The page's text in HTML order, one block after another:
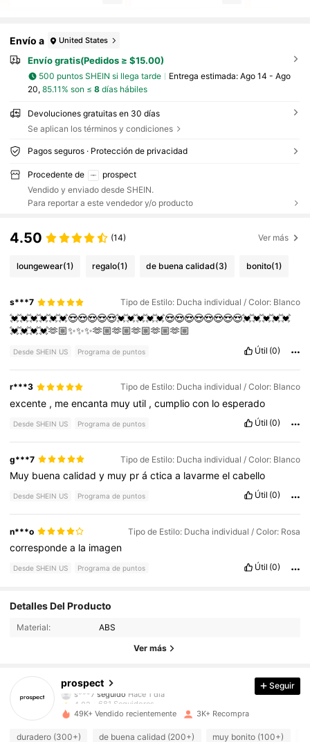
Envío a United States
Envío gratis(Pedidos ≥ $15.00)
500 puntos SHEIN si llega tarde Entrega estimada: Ago 14 - Ago
20, 85.11% son ≤ 8días hábiles
Devoluciones gratuitas en 30 días
Se aplican los términos y condiciones
Pagos seguros · Protección de privacidad
Procedente de
prospect
Vendido y enviado desde SHEIN.
Para reportar a este vendedor y/o producto
4.50 (14) Ver más
loungewear(1) regalo(1) de buena calidad(3) bonito(1)
s***7 Tipo de Estilo: Ducha individual / Color: Blanco
💓💓💓💓💓💓😍😍😍😍😍💓💓💓💓💓😍😍😍😍😍😍😍😍💓💓💓💓💓
💓💓💓💓🫶🏼✨✨✨🫶🏼🫶🏼🫶🏼🫶🏼🫶🏼
Desde SHEIN US Programa de puntos Útil (0)
r***3 Tipo de Estilo: Ducha individual / Color: Blanco
excente , meencanta muy util ,cumpliocon loesperado
Desde SHEIN US Programa de puntos Útil (0)
g***7 Tipo de Estilo: Ducha individual / Color: Blanco
Muy buenacalidady muy prácticaa lavarmeelcabello
Desde SHEIN US Programa de puntos Útil (0)
n***o Tipo de Estilo: Ducha individual / Color: Rosa
correspondea la imagen
Desde SHEIN US Programa de puntos Útil (0)
Detalles Del Producto
Material: ABS
Ver más
prospect
4.82 681 Seguidores
681 Seguidores
4.82 681 Seguidores
Seguir
49K+ Vendido recientemente 3K+ Recompra
duradero (300+) de buena calidad (200+) muy bonito (100+)